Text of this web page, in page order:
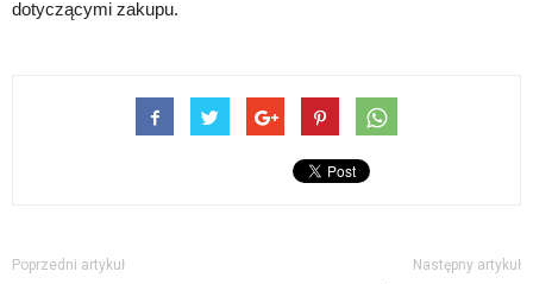
dotyczącymi zakupu.
Poprzedni artykuł Następny artykuł